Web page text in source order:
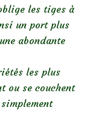
les tiges à
un port plus
abondante
les plus
ou se couchent